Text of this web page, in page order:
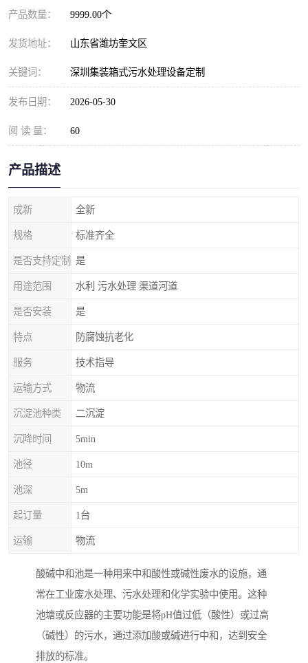
产品数量： 9999.00个
发货地址： 山东省潍坊奎文区
关键词： 深圳集装箱式污水处理设备定制
发布日期： 2026-05-30
阅 读 量： 60
产品描述
成新 全新
规格 标准齐全
是否支持定制 是
用途范围 水利 污水处理 渠道河道
是否安装 是
特点 防腐蚀抗老化
服务 技术指导
运输方式 物流
沉淀池种类 二沉淀
沉降时间 5min
池径 10m
池深 5m
起订量 1台
运输 物流
酸碱中和池是一种用来中和酸性或碱性废水的设施，通
常在工业废水处理、污水处理和化学实验中使用。这种
池塘或反应器的主要功能是将pH值过低（酸性）或过高
（碱性）的污水，通过添加酸或碱进行中和，达到安全
排放的标准。